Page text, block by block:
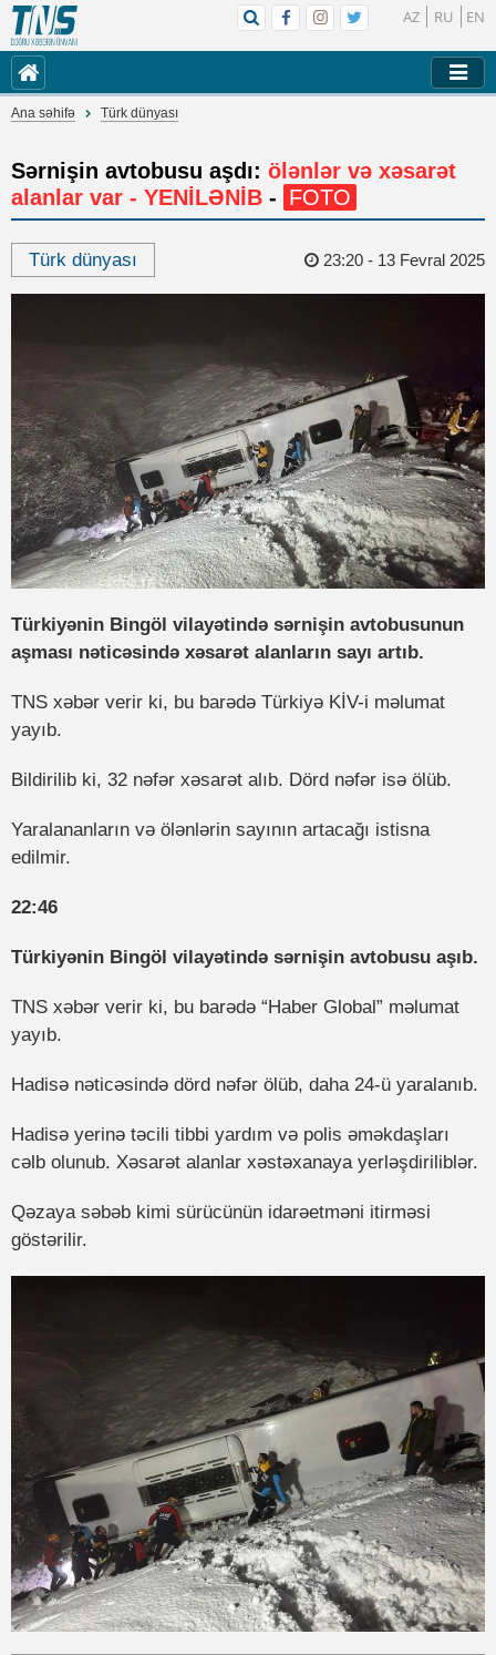
AZ RU EN
Ana səhifə Türk dünyası
Sərnişin avtobusu aşdı: ölənlər və xəsarət
alanlar var - YENİLƏNİB - FOTO
Türk dünyası 23:20 - 13 Fevral 2025
Türkiyənin Bingöl vilayətində sərnişin avtobusunun
aşması nəticəsində xəsarət alanların sayı artıb.
TNS xəbər verir ki, bu barədə Türkiyə KİV-i məlumat
yayıb.
Bildirilib ki, 32 nəfər xəsarət alıb. Dörd nəfər isə ölüb.
Yaralananların və ölənlərin sayının artacağı istisna
edilmir.
22:46
Türkiyənin Bingöl vilayətində sərnişin avtobusu aşıb.
TNS xəbər verir ki, bu barədə “Haber Global” məlumat
yayıb.
Hadisə nəticəsində dörd nəfər ölüb, daha 24-ü yaralanıb.
Hadisə yerinə təcili tibbi yardım və polis əməkdaşları
cəlb olunub. Xəsarət alanlar xəstəxanaya yerləşdiriliblər.
Qəzaya səbəb kimi sürücünün idarəetməni itirməsi
göstərilir.